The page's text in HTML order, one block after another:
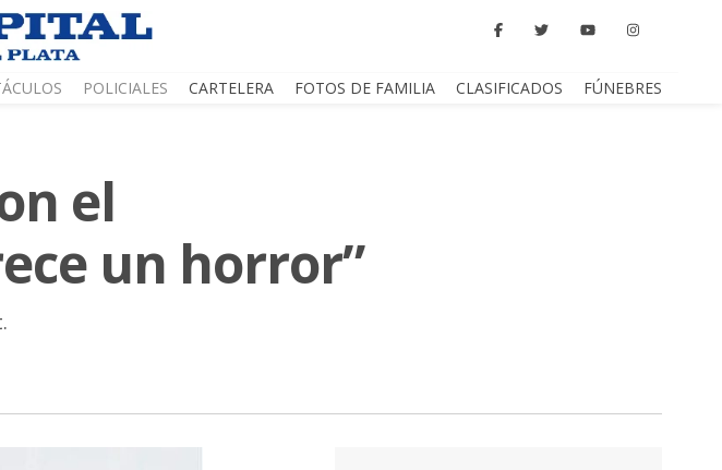
POLICIALES CARTELERA FOTOS DE FAMILIA CLASIFICADOS FÚNEBRES
el
un horror”